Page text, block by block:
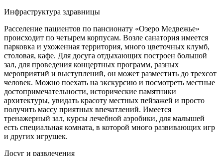
Инфраструктура здравницы
Расселение пациентов по пансионату «Озеро Медвежье»
происходит по четырем корпусам. Возле санатория имеется
парковка и ухоженная территория, много цветочных клумб,
столовая, кафе. Для досуга отдыхающих построен большой
зал, для проведения концертных программ, разных
мероприятий и выступлений, он может разместить до трехсот
человек. Можно поехать на экскурсию и посмотреть местные
достопримечательности, исторические памятники
архитектуры, увидать красоту местных пейзажей и просто
получить массу приятных впечатлений. Имеется
тренажерный зал, курсы лечебной аэробики, для малышей
есть специальная комната, в которой много развивающих игр
и других игрушек.
Досуг и развлечения